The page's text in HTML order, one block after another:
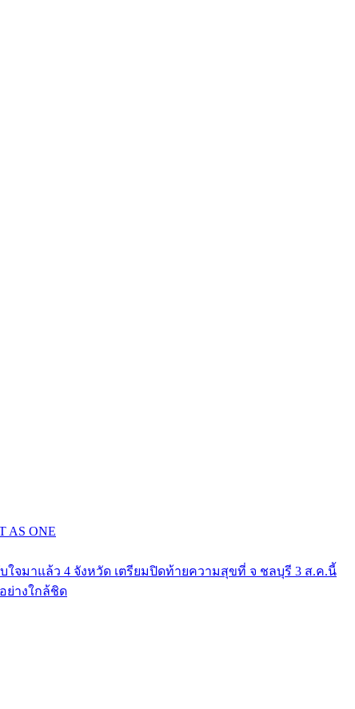
AS ONE
ใจมาแล้ว 4 จังหวัด เตรียมปิดท้ายความสุขที่ จ ชลบุรี 3 ส.ค.นี้
ย่างใกล้ชิด